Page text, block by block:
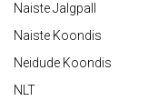
Naiste Jalgpall
Naiste Koondis
Neidude Koondis
NLT